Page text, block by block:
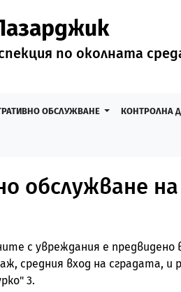
по околната
ОБСЛУЖВАНЕ КОНТРОЛНА
обслужване на
с увреждания е
средния вход на сградата, и
3.